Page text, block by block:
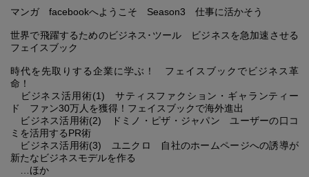
マンガ facebookへようこそ Season3 仕事に活かそう
世界で飛躍するためのビジネス･ツール ビジネスを急加速させる
フェイスブック
時代を先取りする企業に学ぶ！ フェイスブックでビジネス革
命！
ビジネス活用術(1) サティスファクション・ギャランティー
ド ファン30万人を獲得！フェイスブックで海外進出
ビジネス活用術(2) ドミノ・ピザ・ジャパン ユーザーの口コ
ミを活用するPR術
ビジネス活用術(3) ユニクロ 自社のホームページへの誘導が
新たなビジネスモデルを作る
…ほか